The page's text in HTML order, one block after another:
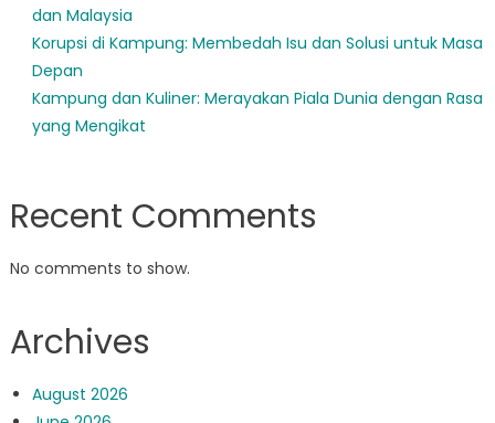
dan Malaysia
Korupsi di Kampung: Membedah Isu dan Solusi untuk Masa
Depan
Kampung dan Kuliner: Merayakan Piala Dunia dengan Rasa
yang Mengikat
Recent Comments
No comments to show.
Archives
August 2026